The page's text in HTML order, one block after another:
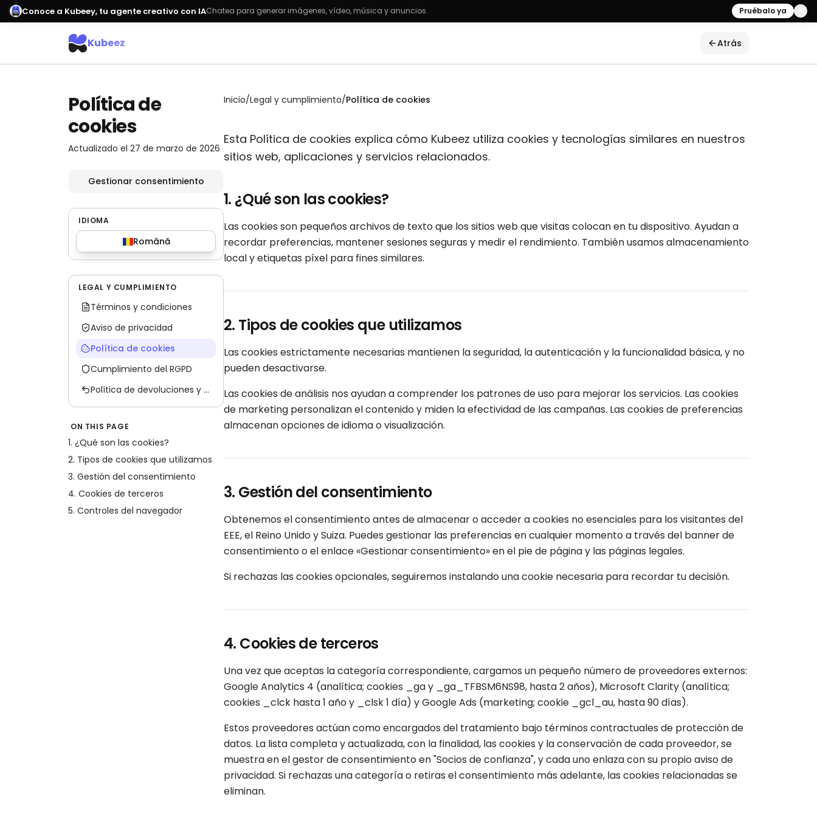
Conoce a Kubeey, tu agente creativo con IAChatea para generar imágenes, vídeo, música y anuncios. Pruébalo ya
Kubeez Atrás
Política de
cookies
Actualizado el 27 de marzo de 2026
Gestionar consentimiento
IDIOMA
Română
LEGAL Y CUMPLIMIENTO
Términos y condiciones
Aviso de privacidad
Política de cookies
Cumplimiento del RGPD
Política de devoluciones y reembolsos
ON THIS PAGE
1. ¿Qué son las cookies?
2. Tipos de cookies que utilizamos
3. Gestión del consentimiento
4. Cookies de terceros
5. Controles del navegador
Inicio/Legal y cumplimiento/Política de cookies
Esta Política de cookies explica cómo Kubeez utiliza cookies y tecnologías similares en nuestros
sitios web, aplicaciones y servicios relacionados.
1. ¿Qué son las cookies?
Las cookies son pequeños archivos de texto que los sitios web que visitas colocan en tu dispositivo. Ayudan a
recordar preferencias, mantener sesiones seguras y medir el rendimiento. También usamos almacenamiento
local y etiquetas píxel para fines similares.
2. Tipos de cookies que utilizamos
Las cookies estrictamente necesarias mantienen la seguridad, la autenticación y la funcionalidad básica, y no
pueden desactivarse.
Las cookies de análisis nos ayudan a comprender los patrones de uso para mejorar los servicios. Las cookies
de marketing personalizan el contenido y miden la efectividad de las campañas. Las cookies de preferencias
almacenan opciones de idioma o visualización.
3. Gestión del consentimiento
Obtenemos el consentimiento antes de almacenar o acceder a cookies no esenciales para los visitantes del
EEE, el Reino Unido y Suiza. Puedes gestionar las preferencias en cualquier momento a través del banner de
consentimiento o el enlace «Gestionar consentimiento» en el pie de página y las páginas legales.
Si rechazas las cookies opcionales, seguiremos instalando una cookie necesaria para recordar tu decisión.
4. Cookies de terceros
Una vez que aceptas la categoría correspondiente, cargamos un pequeño número de proveedores externos:
Google Analytics 4 (analítica; cookies _ga y _ga_TFBSM6NS98, hasta 2 años), Microsoft Clarity (analítica;
cookies _clck hasta 1 año y _clsk 1 día) y Google Ads (marketing; cookie _gcl_au, hasta 90 días).
Estos proveedores actúan como encargados del tratamiento bajo términos contractuales de protección de
datos. La lista completa y actualizada, con la finalidad, las cookies y la conservación de cada proveedor, se
muestra en el gestor de consentimiento en "Socios de confianza", y cada uno enlaza con su propio aviso de
privacidad. Si rechazas una categoría o retiras el consentimiento más adelante, las cookies relacionadas se
eliminan.